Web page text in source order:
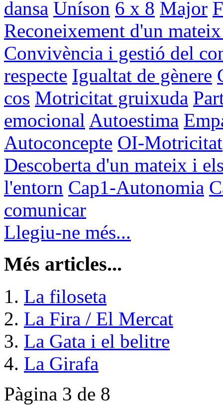
dansa Uníson 6 x 8 Major
Reconeixement d'un
Convivència i gestió del
respecte Igualtat de gènere
cos Motricitat gruixuda
emocional Autoestima
Autoconcepte OI-Motricitat
Descoberta d'un mateix i
l'entorn Cap1-Autonomia
comunicar
Llegiu-ne més...
Més articles...
La filoseta
La Fira / El Mercat
La Gata i el belitre
La Girafa
Pàgina 3 de 8